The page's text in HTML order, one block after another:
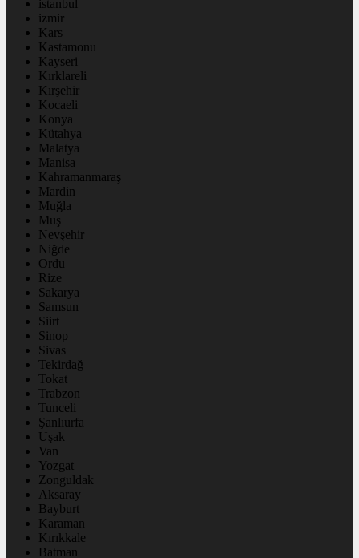
istanbul
izmir
Kars
Kastamonu
Kayseri
Kırklareli
Kırşehir
Kocaeli
Konya
Kütahya
Malatya
Manisa
Kahramanmaraş
Mardin
Muğla
Muş
Nevşehir
Niğde
Ordu
Rize
Sakarya
Samsun
Siirt
Sinop
Sivas
Tekirdağ
Tokat
Trabzon
Tunceli
Şanlıurfa
Uşak
Van
Yozgat
Zonguldak
Aksaray
Bayburt
Karaman
Kırıkkale
Batman